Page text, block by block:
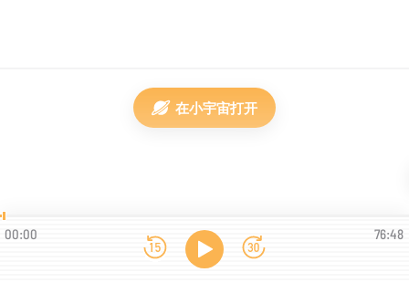
在小宇宙打开
00:00 76:48